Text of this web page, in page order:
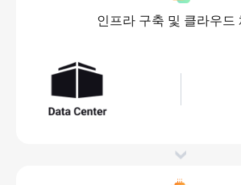
인프라 구축 및 클라우드